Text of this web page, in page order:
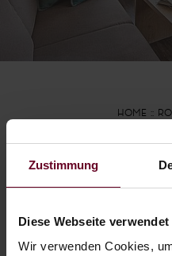
Zustimmung
Diese Webseite
Wir verwenden Cookies,
HOME
Enquiry
obligation